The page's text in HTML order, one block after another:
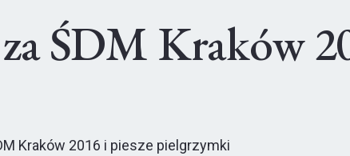
ŚDM Kraków
Kraków 2016 i piesze pielgrzymki